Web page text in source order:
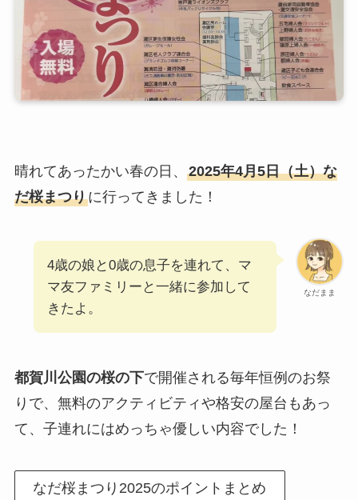
晴れてあったかい春の日、 2025年4月5日（土）な
だ桜まつりに行ってきました！
なだまま
4歳の娘と0歳の息子を連れて、マ
マ友ファミリーと一緒に参加して
きたよ。
都賀川公園の桜の下で開催される毎年恒例のお祭
りで、無料のアクティビティや格安の屋台もあっ
て、子連れにはめっちゃ優しい内容でした！
なだ桜まつり2025のポイントまとめ